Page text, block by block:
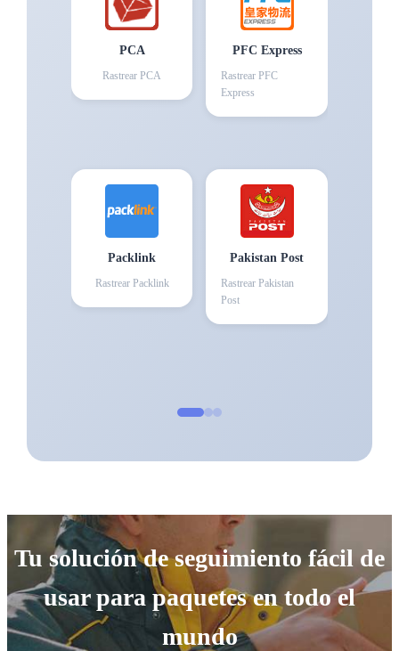
PCA
Rastrear PCA
PFC Express
Rastrear PFC
Express
Packlink
Rastrear Packlink
Pakistan Post
Rastrear Pakistan
Post
Tu solución de seguimiento fácil de
usar para paquetes en todo el
mundo